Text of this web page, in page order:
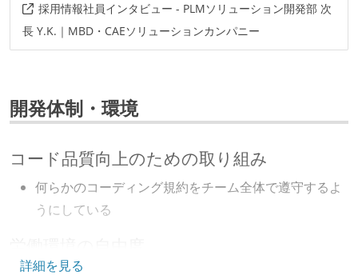
採用情報社員インタビュー - PLMソリューション開発部 次
長 Y.K.｜MBD・CAEソリューションカンパニー
開発体制・環境
コード品質向上のための取り組み
何らかのコーディング規約をチーム全体で遵守するよ
うにしている
詳細を見る